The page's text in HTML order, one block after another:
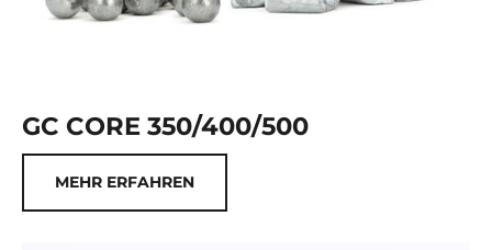
GC CORE 350/400/500
MEHR ERFAHREN